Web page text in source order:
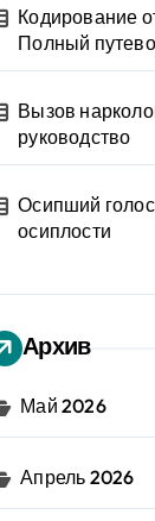
Кодирование
Полный
Вызов
руководство
Осипший
осиплости
Архив
Май 2026
Апрель 2026